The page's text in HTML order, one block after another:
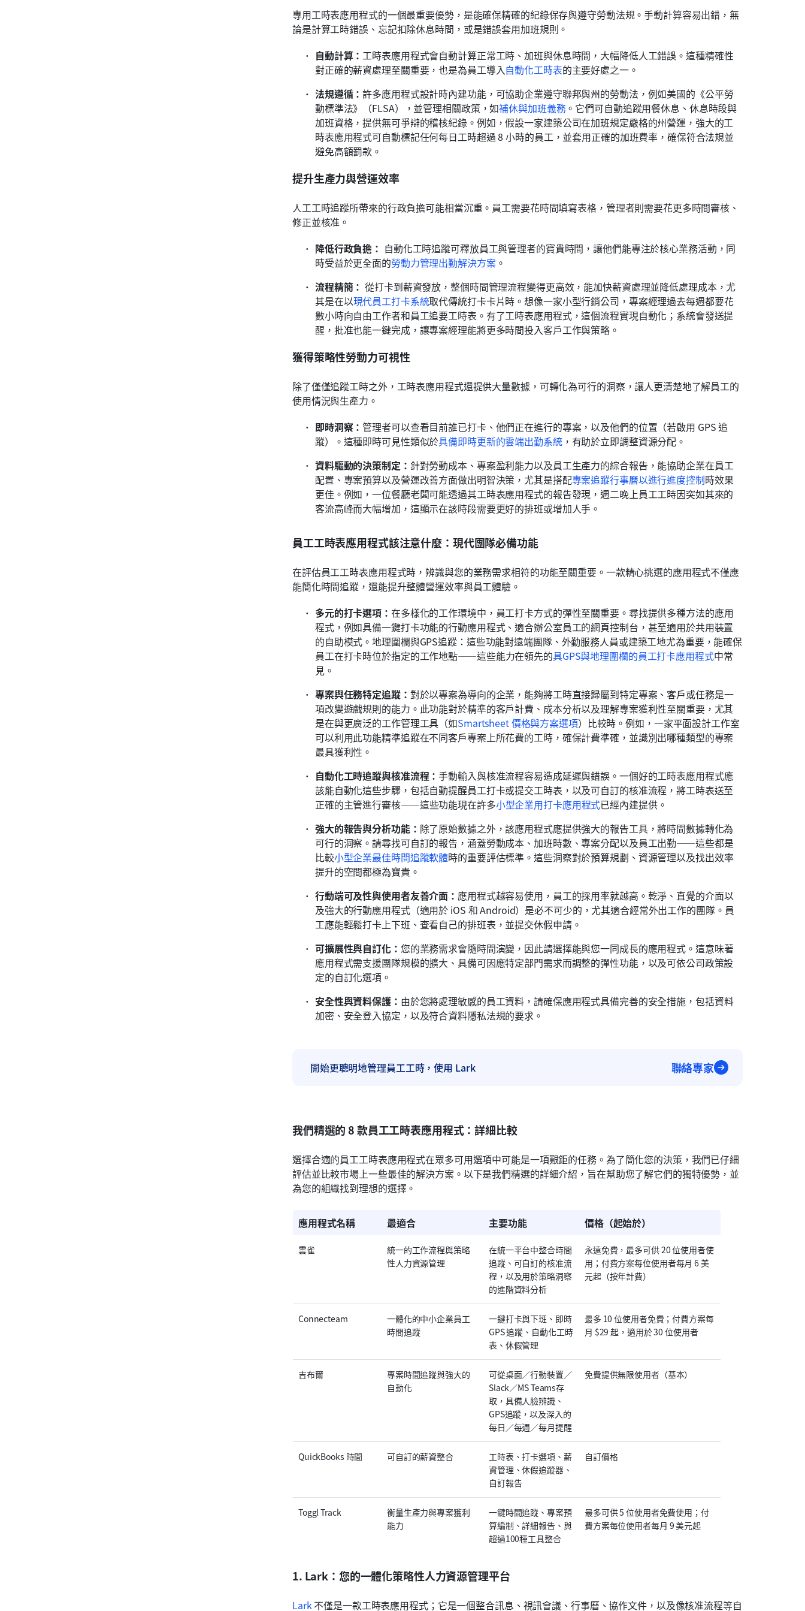
專用工時表應用程式的一個最重要優勢，是能確保精確的紀錄保存與遵守勞動法規。手動計算容易出錯，無
論是計算工時錯誤、忘記扣除休息時間，或是錯誤套用加班規則。
自動計算：工時表應用程式會自動計算正常工時、加班與休息時間，大幅降低人工錯誤。這種精確性
對正確的薪資處理至關重要，也是為員工導入自動化工時表的主要好處之一。
法規遵循：許多應用程式設計時內建功能，可協助企業遵守聯邦與州的勞動法，例如美國的《公平勞
動標準法》（FLSA），並管理相關政策，如補休與加班義務。它們可自動追蹤用餐休息、休息時段與
加班資格，提供無可爭辯的稽核紀錄。例如，假設一家建築公司在加班規定嚴格的州營運，強大的工
時表應用程式可自動標記任何每日工時超過 8 小時的員工，並套用正確的加班費率，確保符合法規並
避免高額罰款。
提升生產力與營運效率
人工工時追蹤所帶來的行政負擔可能相當沉重。員工需要花時間填寫表格，管理者則需要花更多時間審核、
修正並核准。
降低行政負擔： 自動化工時追蹤可釋放員工與管理者的寶貴時間，讓他們能專注於核心業務活動，同
時受益於更全面的勞動力管理出勤解決方案。
流程精簡： 從打卡到薪資發放，整個時間管理流程變得更高效，能加快薪資處理並降低處理成本，尤
其是在以現代員工打卡系統取代傳統打卡卡片時。想像一家小型行銷公司，專案經理過去每週都要花
數小時向自由工作者和員工追要工時表。有了工時表應用程式，這個流程實現自動化；系統會發送提
醒，批准也能一鍵完成，讓專案經理能將更多時間投入客戶工作與策略。
獲得策略性勞動力可視性
除了僅僅追蹤工時之外，工時表應用程式還提供大量數據，可轉化為可行的洞察，讓人更清楚地了解員工的
使用情況與生產力。
即時洞察： 管理者可以查看目前誰已打卡、他們正在進行的專案，以及他們的位置（若啟用 GPS 追
蹤）。這種即時可見性類似於具備即時更新的雲端出勤系統，有助於立即調整資源分配。
資料驅動的決策制定： 針對勞動成本、專案盈利能力以及員工生產力的綜合報告，能協助企業在員工
配置、專案預算以及營運改善方面做出明智決策，尤其是搭配專案追蹤行事曆以進行進度控制時效果
更佳。例如，一位餐廳老闆可能透過其工時表應用程式的報告發現，週二晚上員工工時因突如其來的
客流高峰而大幅增加，這顯示在該時段需要更好的排班或增加人手。
員工工時表應用程式該注意什麼：現代團隊必備功能
在評估員工工時表應用程式時，辨識與您的業務需求相符的功能至關重要。一款精心挑選的應用程式不僅應
能簡化時間追蹤，還能提升整體營運效率與員工體驗。
多元的打卡選項： 在多樣化的工作環境中，員工打卡方式的彈性至關重要。尋找提供多種方法的應用
程式，例如具備一鍵打卡功能的行動應用程式、適合辦公室員工的網頁控制台，甚至適用於共用裝置
的自助模式。地理圍欄與GPS追蹤：這些功能對遠端團隊、外勤服務人員或建築工地尤為重要，能確保
員工在打卡時位於指定的工作地點——這些能力在領先的具GPS與地理圍欄的員工打卡應用程式中常
見。
專案與任務特定追蹤： 對於以專案為導向的企業，能夠將工時直接歸屬到特定專案、客戶或任務是一
項改變遊戲規則的能力。此功能對於精準的客戶計費、成本分析以及理解專案獲利性至關重要，尤其
是在與更廣泛的工作管理工具（如Smartsheet 價格與方案選項）比較時。例如，一家平面設計工作室
可以利用此功能精準追蹤在不同客戶專案上所花費的工時，確保計費準確，並識別出哪種類型的專案
最具獲利性。
自動化工時追蹤與核准流程：手動輸入與核准流程容易造成延遲與錯誤。一個好的工時表應用程式應
該能自動化這些步驟，包括自動提醒員工打卡或提交工時表，以及可自訂的核准流程，將工時表送至
正確的主管進行審核——這些功能現在許多小型企業用打卡應用程式已經內建提供。
強大的報告與分析功能： 除了原始數據之外，該應用程式應提供強大的報告工具，將時間數據轉化為
可行的洞察。請尋找可自訂的報告，涵蓋勞動成本、加班時數、專案分配以及員工出勤——這些都是
比較小型企業最佳時間追蹤軟體時的重要評估標準。這些洞察對於預算規劃、資源管理以及找出效率
提升的空間都極為寶貴。
行動端可及性與使用者友善介面： 應用程式越容易使用，員工的採用率就越高。乾淨、直覺的介面以
及強大的行動應用程式（適用於 iOS 和 Android）是必不可少的，尤其適合經常外出工作的團隊。員
工應能輕鬆打卡上下班、查看自己的排班表，並提交休假申請。
可擴展性與自訂化： 您的業務需求會隨時間演變，因此請選擇能與您一同成長的應用程式。這意味著
應用程式需支援團隊規模的擴大、具備可因應特定部門需求而調整的彈性功能，以及可依公司政策設
定的自訂化選項。
安全性與資料保護： 由於您將處理敏感的員工資料，請確保應用程式具備完善的安全措施，包括資料
加密、安全登入協定，以及符合資料隱私法規的要求。
開始更聰明地管理員工工時，使用 Lark 聯絡專家
我們精選的 8 款員工工時表應用程式：詳細比較
選擇合適的員工工時表應用程式在眾多可用選項中可能是一項艱鉅的任務。為了簡化您的決策，我們已仔細
評估並比較市場上一些最佳的解決方案。以下是我們精選的詳細介紹，旨在幫助您了解它們的獨特優勢，並
為您的組織找到理想的選擇。
應用程式名稱 最適合 主要功能 價格（起始於）
雲雀
統一的工作流程與策略
性人力資源管理
在統一平台中整合時間
追蹤、可自訂的核准流
程，以及用於策略洞察
的進階資料分析
永遠免費，最多可供 20 位使用者使
用；付費方案每位使用者每月 6 美
元起（按年計費）
Connecteam
一體化的中小企業員工
時間追蹤
一鍵打卡與下班、即時
GPS 追蹤、自動化工時
表、休假管理
最多 10 位使用者免費；付費方案每
月 $29 起，適用於 30 位使用者
吉布爾
專案時間追蹤與強大的
自動化
可從桌面／行動裝置／
Slack／MS Teams存
取，具備人臉辨識、
GPS追蹤，以及深入的
每日／每週／每月提醒
免費提供無限使用者（基本）
QuickBooks 時間 可自訂的薪資整合
工時表、打卡選項、薪
資管理、休假追蹤器、
自訂報告
自訂價格
Toggl Track
衡量生產力與專案獲利
能力
一鍵時間追蹤、專案預
算編制、詳細報告、與
超過100種工具整合
最多可供 5 位使用者免費使用；付
費方案每位使用者每月 9 美元起
1. Lark：您的一體化策略性人力資源管理平台
Lark 不僅是一款工時表應用程式；它是一個整合訊息、視訊會議、行事曆、協作文件，以及像核准流程等自